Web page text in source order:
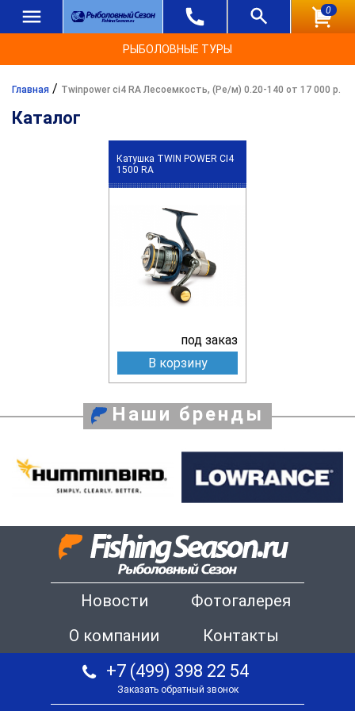
0
РЫБОЛОВНЫЕ ТУРЫ
Главная / Twinpower ci4 RA Лесоемкость, (Ре/м) 0.20-140 от 17 000 р.
Каталог
Катушка TWIN POWER CI4
1500 RA
под заказ
В корзину
Наши бренды
Новости
Фотогалерея
О компании
Контакты
+7 (499) 398 22 54
Заказать обратный звонок